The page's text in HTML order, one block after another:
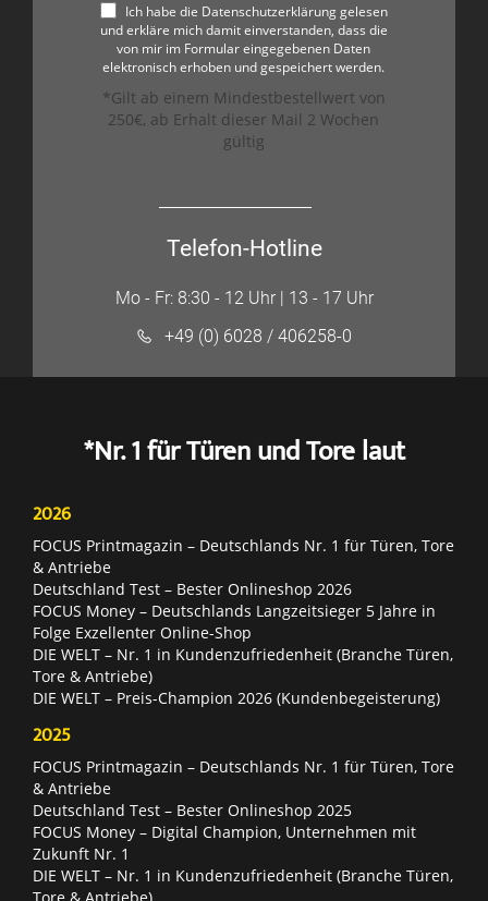
Ich habe die Datenschutzerklärung gelesen
und erkläre mich damit einverstanden, dass die
von mir im Formular eingegebenen Daten
elektronisch erhoben und gespeichert werden.
*Gilt ab einem Mindestbestellwert von
250€, ab Erhalt dieser Mail 2 Wochen
gültig
Telefon-Hotline
Mo - Fr: 8:30 - 12 Uhr | 13 - 17 Uhr
+49 (0) 6028 / 406258-0
*Nr. 1 für Türen und Tore laut
2026
FOCUS Printmagazin – Deutschlands Nr. 1 für Türen, Tore
& Antriebe
Deutschland Test – Bester Onlineshop 2026
FOCUS Money – Deutschlands Langzeitsieger 5 Jahre in
Folge Exzellenter Online-Shop
DIE WELT – Nr. 1 in Kundenzufriedenheit (Branche Türen,
Tore & Antriebe)
DIE WELT – Preis-Champion 2026 (Kundenbegeisterung)
2025
FOCUS Printmagazin – Deutschlands Nr. 1 für Türen, Tore
& Antriebe
Deutschland Test – Bester Onlineshop 2025
FOCUS Money – Digital Champion, Unternehmen mit
Zukunft Nr. 1
DIE WELT – Nr. 1 in Kundenzufriedenheit (Branche Türen,